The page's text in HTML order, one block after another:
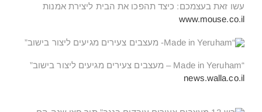
עשו זאת בעצמכם: כיצד תהפכו את הבית ליצירת אמנות
www.mouse.co.il
“Made in Yeruham – מעצבים צעירים מגיעים ליצור בישוב”
news.walla.co.il